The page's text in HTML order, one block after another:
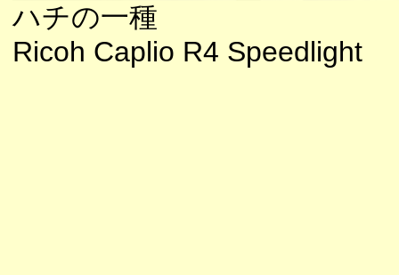
ハチの一種
Ricoh Caplio R4 Speedlight